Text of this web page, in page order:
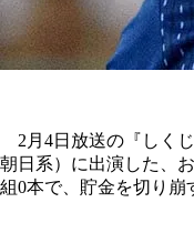
2月4日放送の『しく
朝日系）に出演した、
組0本で、貯金を切り崩